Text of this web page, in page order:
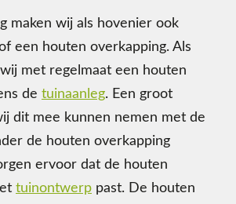
maken wij als hovenier ook
een houten overkapping. Als
met regelmaat een houten
de tuinaanleg. Een groot
dit mee kunnen nemen met de
de houten overkapping
ervoor dat de houten
tuinontwerp past. De houten